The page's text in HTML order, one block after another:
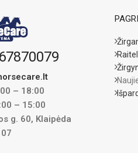
– 18:00
– 15:00
g. 60, Klaipėda